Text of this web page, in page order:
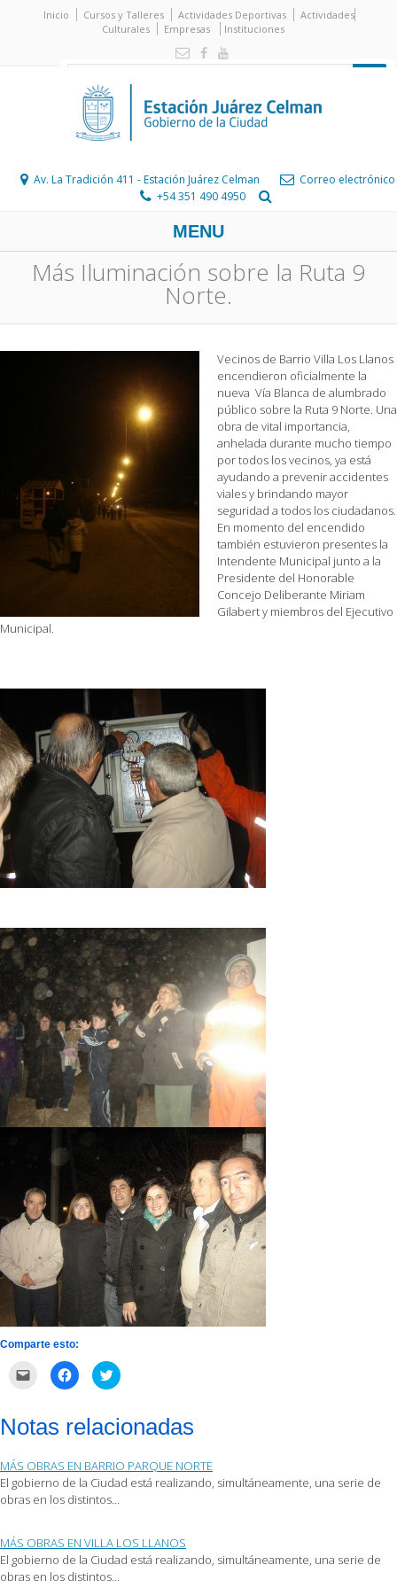
Inicio Cursos y Talleres Actividades Deportivas
Actividades
Culturales
Empresas Instituciones
Av. La Tradición 411 - Estación Juárez Celman
Correo electrónico
+54 351 490 4950
MENU
Más Iluminación sobre la Ruta 9
Norte.
Vecinos de Barrio Villa Los Llanos
encendieron oficialmente la
nueva Vía Blanca de alumbrado
público sobre la Ruta 9 Norte. Una
obra de vital importancia,
anhelada durante mucho tiempo
por todos los vecinos, ya está
ayudando a prevenir accidentes
viales y brindando mayor
seguridad a todos los ciudadanos.
En momento del encendido
también estuvieron presentes la
Intendente Municipal junto a la
Presidente del Honorable
Concejo Deliberante Miriam
Gilabert y miembros del Ejecutivo
Municipal.
Comparte esto:
correo
electrónico
amigo
(Se
abre
en
Haz
clic
Facebook
(Se
una
ventana
nueva)
Haz
clic
en
Twitter
(Se
una
ventana
nueva)
Notas relacionadas
MÁS OBRAS EN BARRIO PARQUE NORTE
El gobierno de la Ciudad está realizando, simultáneamente, una serie de
obras en los distintos…
MÁS OBRAS EN VILLA LOS LLANOS
El gobierno de la Ciudad está realizando, simultáneamente, una serie de
obras en los distintos…